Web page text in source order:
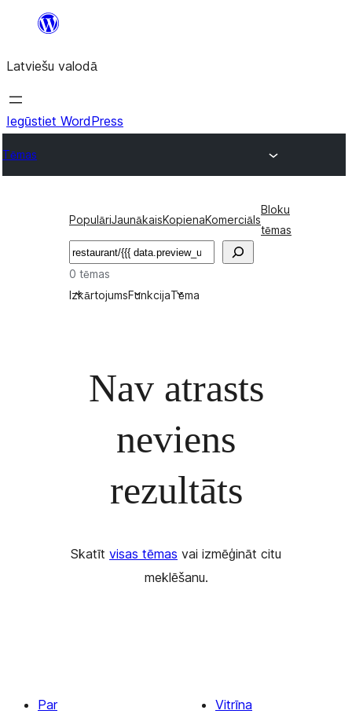
Pāriet
saturu
Latviešu valodā
Iegūstiet WordPress
Tēmas
PopulāriJaunākaisKopienaKomerciāls
Bloku
tēmas
Meklēt
0 tēmas
IzkārtojumsFunkcijaTēma
Nav atrasts
neviens
rezultāts
Skatīt visas tēmas vai izmēģināt citu
meklēšanu.
Par
Vitrīna